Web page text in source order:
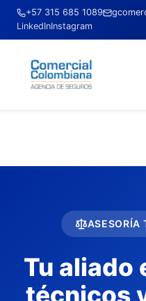
+57 315 685 1089
LinkedInInstagram
ASESORÍA
Tu aliado
técnicos